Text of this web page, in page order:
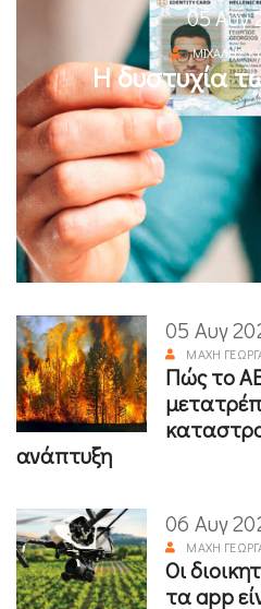
05 Αυγ
ΜΙΧΆΛΗΣ
Η δυστυχία
05 Αυγ
ΜΆΧΗ
Πώς το
ανάπτυξη
06 Αυγ
ΜΆΧΗ
Οι
τα app